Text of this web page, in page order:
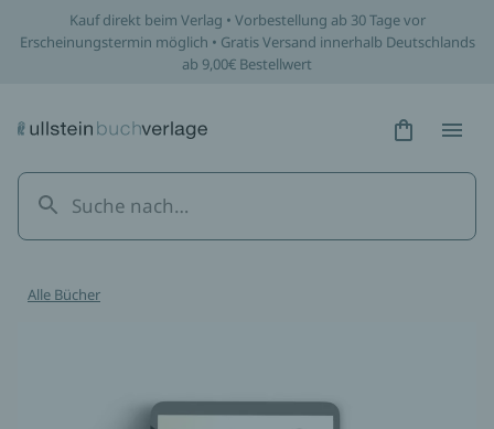
Kauf direkt beim Verlag • Vorbestellung ab 30 Tage vor
Erscheinungstermin möglich • Gratis Versand innerhalb Deutschlands
ab 9,00€ Bestellwert
Hidden
Alle Bücher